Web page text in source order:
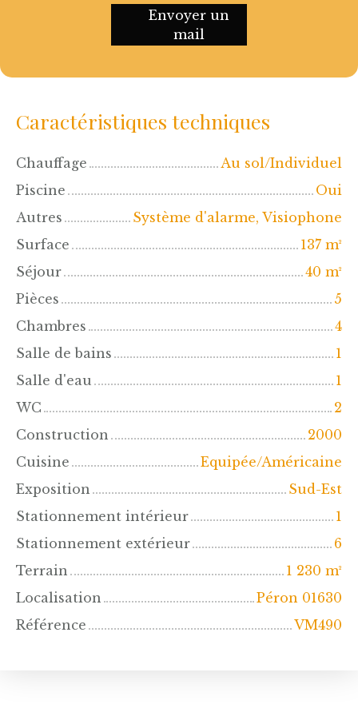
Envoyer un
mail
Caractéristiques techniques
Chauffage
Au sol/Individuel
Piscine
Oui
Autres
Système d'alarme, Visiophone
Surface
137 m²
Séjour
40 m²
Pièces
5
Chambres
4
Salle de bains
1
Salle d'eau
1
WC
2
Construction
2000
Cuisine
Equipée/Américaine
Exposition
Sud-Est
Stationnement intérieur
1
Stationnement extérieur
6
Terrain
1 230 m²
Localisation
Péron 01630
Référence
VM490